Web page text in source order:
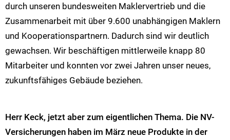
durch unseren bundesweiten Maklervertrieb und die
Zusammenarbeit mit über 9.600 unabhängigen Maklern
und Kooperationspartnern. Dadurch sind wir deutlich
gewachsen. Wir beschäftigen mittlerweile knapp 80
Mitarbeiter und konnten vor zwei Jahren unser neues,
zukunftsfähiges Gebäude beziehen.
Herr Keck, jetzt aber zum eigentlichen Thema. Die NV-
Versicherungen haben im März neue Produkte in der